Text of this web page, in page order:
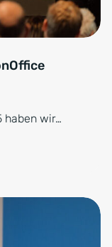
haben wir…